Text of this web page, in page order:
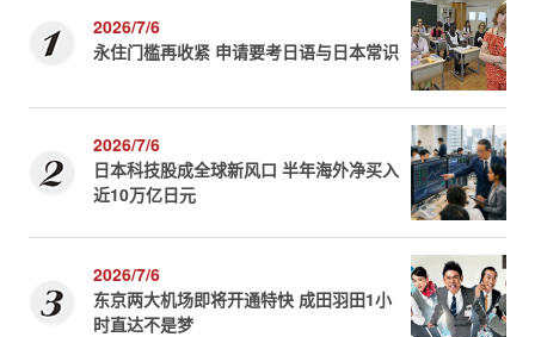
2026/7/6
永住门槛再收紧 申请要考日语与日本常识
2026/7/6
日本科技股成全球新风口 半年海外净买入
近10万亿日元
2026/7/6
东京两大机场即将开通特快 成田羽田1小
时直达不是梦